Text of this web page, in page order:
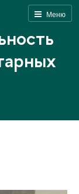
Меню